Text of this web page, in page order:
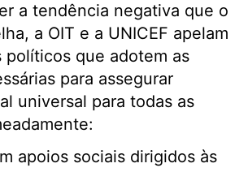
a tendência negativa que o
a OIT e a UNICEF apelam
políticos que adotem as
para assegurar
universal para todas as
apoios sociais dirigidos às